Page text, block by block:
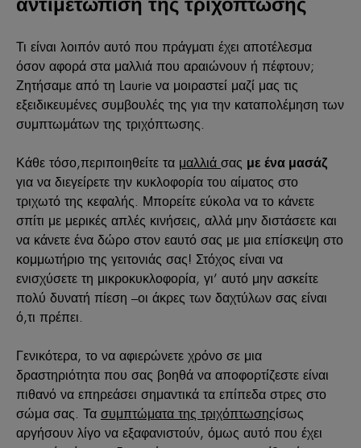
Τι είναι λοιπόν αυτό που πράγματι έχει αποτέλεσμα
όσον αφορά στα μαλλιά που αραιώνουν ή πέφτουν;
Ζητήσαμε από τη Laurie να μοιραστεί μαζί μας τις
εξειδικευμένες συμβουλές της για την καταπολέμηση των
συμπτωμάτων της τριχόπτωσης.
Κάθε τόσο,περιποιηθείτε τα μαλλιά σας με ένα μασάζ
για να διεγείρετε την κυκλοφορία του αίματος στο
τριχωτό της κεφαλής. Μπορείτε εύκολα να το κάνετε
σπίτι με μερικές απλές κινήσεις, αλλά μην διστάσετε και
να κάνετε ένα δώρο στον εαυτό σας με μια επίσκεψη στο
κομμωτήριο της γειτονιάς σας! Στόχος είναι να
ενισχύσετε τη μικροκυκλοφορία, γι’ αυτό μην ασκείτε
πολύ δυνατή πίεση –οι άκρες των δαχτύλων σας είναι
ό,τι πρέπει.
Γενικότερα, το να αφιερώνετε χρόνο σε μια
δραστηριότητα που σας βοηθά να αποφορτίζεστε είναι
πιθανό να επηρεάσει σημαντικά τα επίπεδα στρες στο
σώμα σας. Τα συμπτώματα της τριχόπτωσηςίσως
αργήσουν λίγο να εξαφανιστούν, όμως αυτό που έχει